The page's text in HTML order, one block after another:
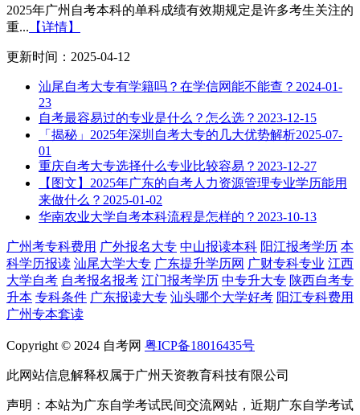
2025年广州自考本科的单科成绩有效期规定是许多考生关注的
重... 【详情】
更新时间：2025-04-12
汕尾自考大专有学籍吗？在学信网能不能查？ 2024-01-
23
自考最容易过的专业是什么？怎么选？ 2023-12-15
「揭秘」2025年深圳自考大专的几大优势解析2025-07-
01
重庆自考大专选择什么专业比较容易？ 2023-12-27
【图文】2025年广东的自考人力资源管理专业学历能用
来做什么？ 2025-01-02
华南农业大学自考本科流程是怎样的？ 2023-10-13
广州考专科费用 广外报名大专 中山报读本科 阳江报考学历 本
科学历报读 汕尾大学大专 广东提升学历网 广财专科专业 江西
大学自考 自考报名报考 江门报考学历 中专升大专 陕西自考专
升本 专科条件 广东报读大专 汕头哪个大学好考 阳江专科费用
广州专本套读
Copyright © 2024 自考网 粤ICP备18016435号
此网站信息解释权属于广州天资教育科技有限公司
声明：本站为广东自学考试民间交流网站，近期广东自学考试